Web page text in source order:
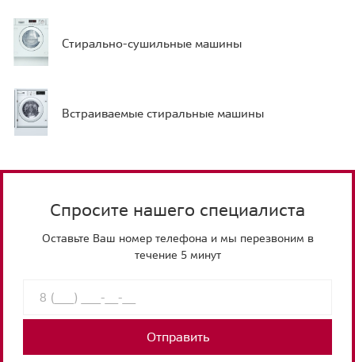
Стирально-сушильные машины
Встраиваемые стиральные машины
Спросите нашего специалиста
Оставьте Ваш номер телефона и мы перезвоним в
течение 5 минут
Отправить